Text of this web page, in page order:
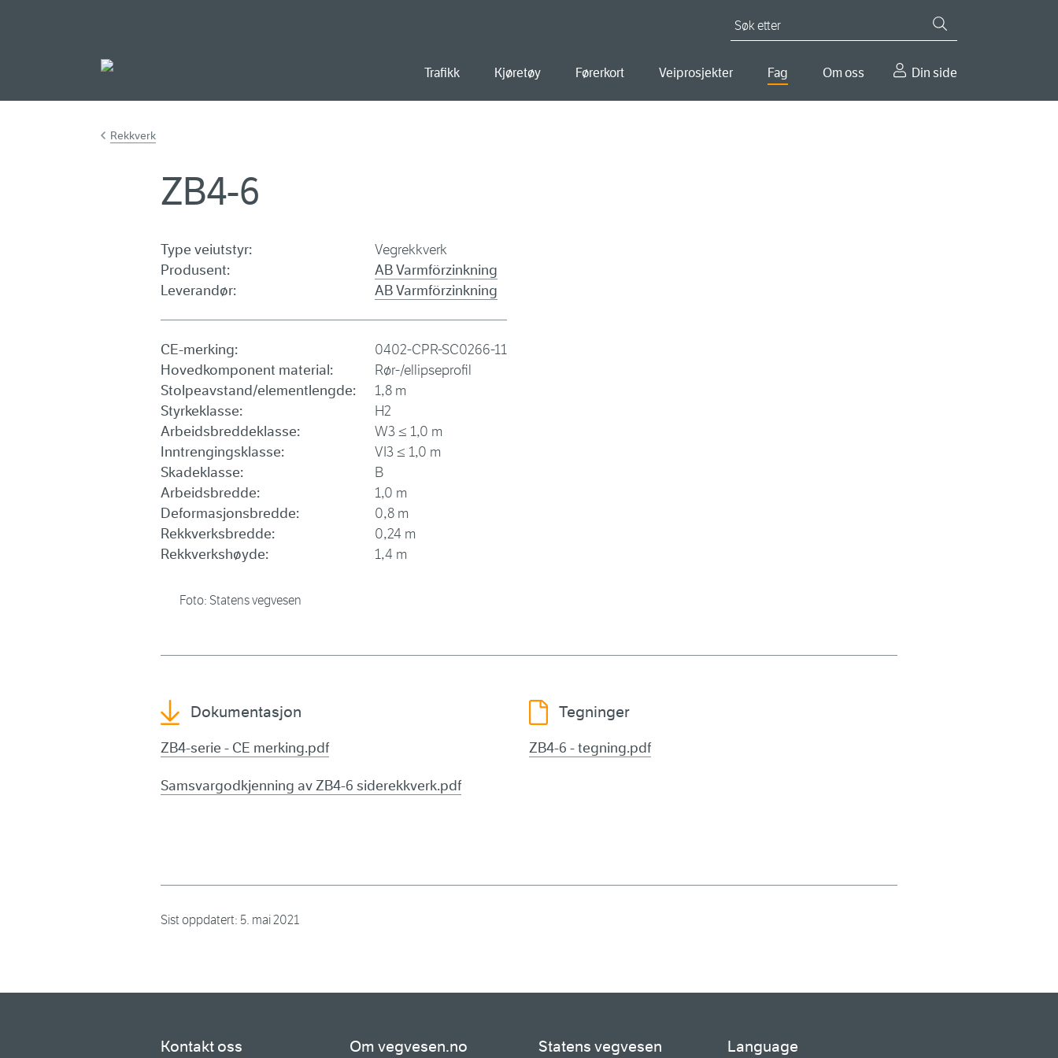
Trafikk Kjøretøy Førerkort Veiprosjekter Fag Om oss Din side
Rekkverk
ZB4-6
Type veiutstyr:
Vegrekkverk
Produsent:
AB Varmförzinkning
Leverandør:
AB Varmförzinkning
CE-merking:
0402-CPR-SC0266-11
Hovedkomponent material:
Rør-/ellipseprofil
Stolpeavstand/elementlengde:
1,8 m
Styrkeklasse:
H2
Arbeidsbreddeklasse:
W3 ≤ 1,0 m
Inntrengingsklasse:
VI3 ≤ 1,0 m
Skadeklasse:
B
Arbeidsbredde:
1,0 m
Deformasjonsbredde:
0,8 m
Rekkverksbredde:
0,24 m
Rekkverkshøyde:
1,4 m
Foto: Statens vegvesen
Dokumentasjon
ZB4-serie - CE merking.pdf
Samsvargodkjenning av ZB4-6 siderekkverk.pdf
Tegninger
ZB4-6 - tegning.pdf
Sist oppdatert: 5. mai 2021
Kontakt oss Om vegvesen.no Statens vegvesen Language